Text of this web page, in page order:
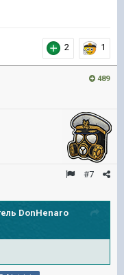
2 1
489
#7
DonHenaro